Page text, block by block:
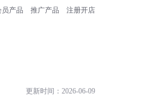
员产品 推广产品 注册开店
更新时间：2026-06-09